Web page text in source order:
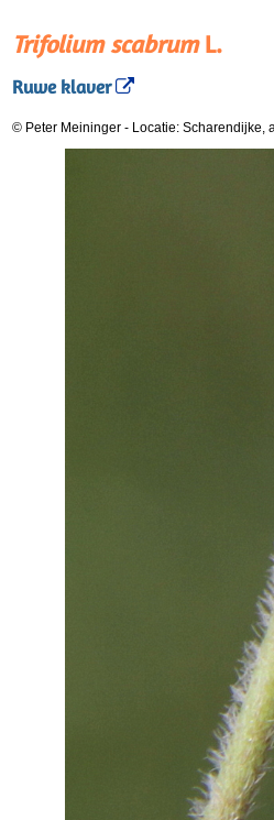
Trifolium scabrumL.
Ruwe klaver
© Peter Meininger - Locatie: Scharendijke,